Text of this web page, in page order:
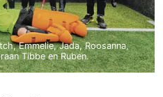
Emmelie, Jada, Roosanna,
Tibbe en Ruben.